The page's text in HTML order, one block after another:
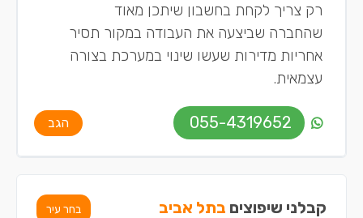
רק צריך לקחת בחשבון שיתכן מאוד
שהחברה שביצעה את העבודה במקור תסיר
אחריות מדירות שעשו שינוי במערכת בצורה
עצמאית.
055-4319652 הגב
קבלני שיפוצים בתל אביב בחר עיר